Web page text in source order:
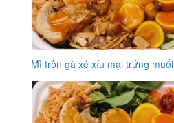
Mì trộn gà xé xíu mại trứng muối